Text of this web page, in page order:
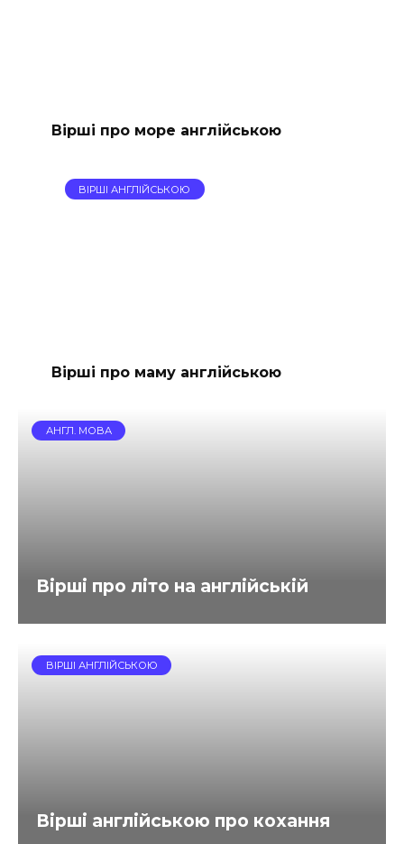
Вірші про море англійською
ВІРШІ АНГЛІЙСЬКОЮ
Вірші про маму англійською
АНГЛ. МОВА
Вірші про літо на англійській
ВІРШІ АНГЛІЙСЬКОЮ
Вірші англійською про кохання